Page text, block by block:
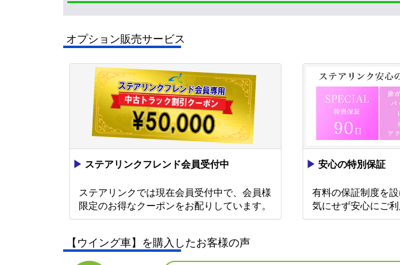
オプション販売サービス
▶ ステアリンクフレンド会員受付中
ステアリンクでは現在会員受付中で、会員様
限定のお得なクーポンをお配りしています。
▶ 安心の特別保証
有料の保証制度を
気にせず安心にご利
【ウイング車】を購入したお客様の声